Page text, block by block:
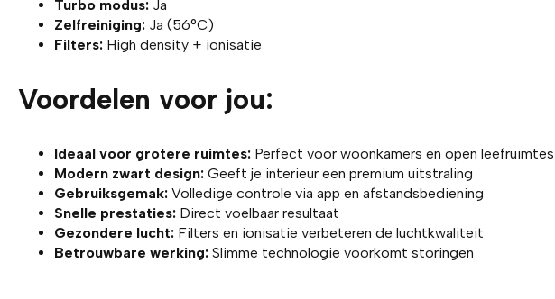
Turbo modus: Ja
Zelfreiniging: Ja (56°C)
Filters: High density + ionisatie
Voordelen voor jou:
Ideaal voor grotere ruimtes: Perfect voor woonkamers en open leefruimtes
Modern zwart design: Geeft je interieur een premium uitstraling
Gebruiksgemak: Volledige controle via app en afstandsbediening
Snelle prestaties: Direct voelbaar resultaat
Gezondere lucht: Filters en ionisatie verbeteren de luchtkwaliteit
Betrouwbare werking: Slimme technologie voorkomt storingen